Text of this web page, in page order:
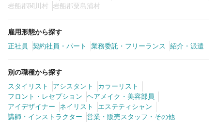
岩船郡関川村
岩船郡粟島浦村
雇用形態から探す
正社員
契約社員・パート 業務委託・フリーランス 紹介・派遣
別の職種から探す
スタイリスト
アシスタント
カラーリスト
フロント・レセプション
ヘアメイク・美容部員
アイデザイナー
ネイリスト
エステティシャン
講師・インストラクター
営業・販売スタッフ・その他